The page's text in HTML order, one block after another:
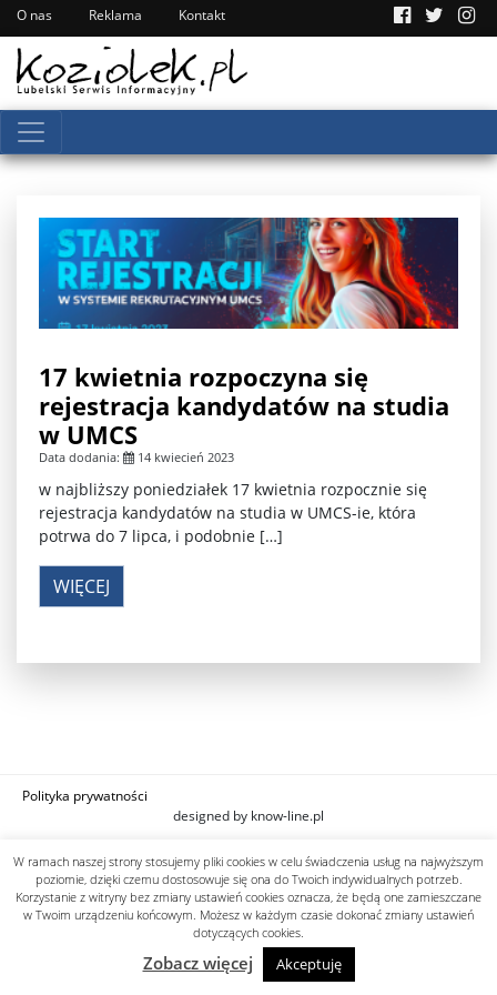
O nas Reklama Kontakt
17 kwietnia rozpoczyna się
rejestracja kandydatów na studia
w UMCS
Data dodania: 14 kwiecień 2023
w najbliższy poniedziałek 17 kwietnia rozpocznie się
rejestracja kandydatów na studia w UMCS-ie, która
potrwa do 7 lipca, i podobnie […]
WIĘCEJ
Polityka prywatności
designed by know-line.pl
W ramach naszej strony stosujemy pliki cookies w celu świadczenia usług na najwyższym
poziomie, dzięki czemu dostosowuje się ona do Twoich indywidualnych potrzeb.
Korzystanie z witryny bez zmiany ustawień cookies oznacza, że będą one zamieszczane
w Twoim urządzeniu końcowym. Możesz w każdym czasie dokonać zmiany ustawień
dotyczących cookies.
Zobacz więcej Akceptuję